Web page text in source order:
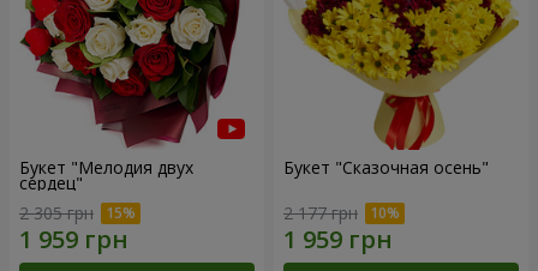
Букет "Мелодия двух
сердец"
2 305 грн
Букет "Сказочная осень"
2 177 грн